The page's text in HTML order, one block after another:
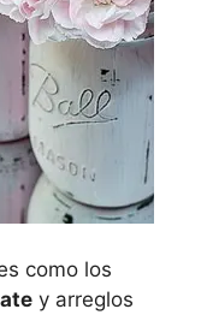
como los
y arreglos